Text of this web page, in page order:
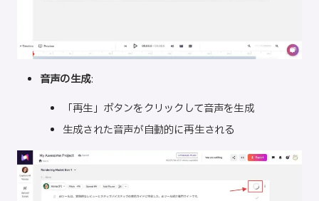
音声の生成:
「再生」ボタンをクリックして音声を生成
生成された音声が自動的に再生される